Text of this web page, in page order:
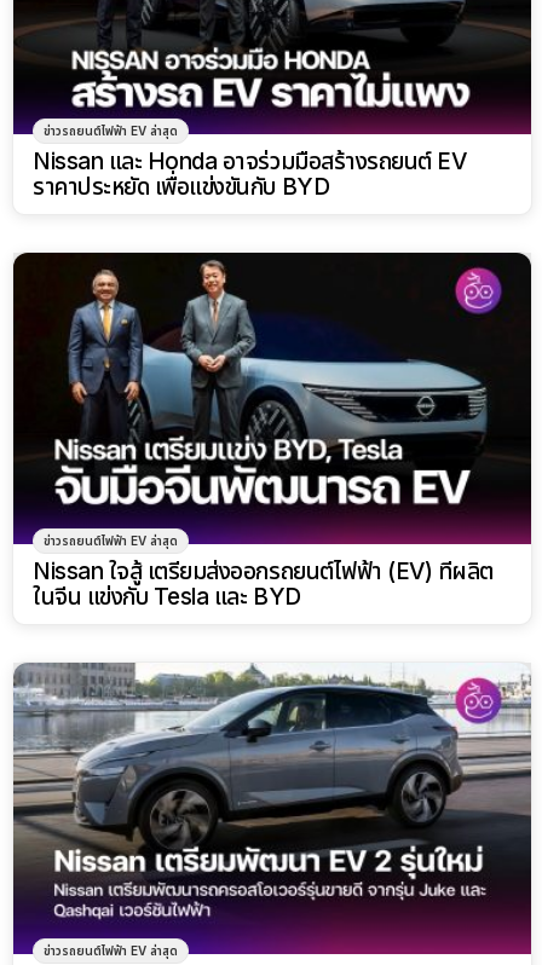
ข่าวรถยนต์ไฟฟ้า EV ล่าสุด
Nissan และ Honda อาจร่วมมือสร้างรถยนต์ EV
ราคาประหยัด เพื่อแข่งขันกับ BYD
ข่าวรถยนต์ไฟฟ้า EV ล่าสุด
Nissan ใจสู้ เตรียมส่งออกรถยนต์ไฟฟ้า (EV) ที่ผลิต
ในจีน แข่งกับ Tesla และ BYD
ข่าวรถยนต์ไฟฟ้า EV ล่าสุด